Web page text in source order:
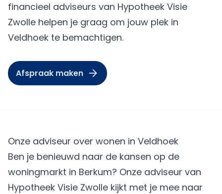
financieel adviseurs van Hypotheek Visie
Zwolle helpen je graag om jouw plek in
Veldhoek te bemachtigen.
Afspraak maken
Onze adviseur over wonen in Veldhoek
Ben je benieuwd naar de kansen op de
woningmarkt in Berkum? Onze adviseur van
Hypotheek Visie Zwolle kijkt met je mee naar